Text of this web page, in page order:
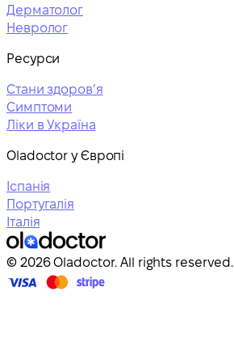
Дерматолог
Невролог
Ресурси
Стани здоровʼя
Симптоми
Ліки в Україна
Oladoctor у Європі
Іспанія
Португалія
Італія
© 2026 Oladoctor. All rights reserved.